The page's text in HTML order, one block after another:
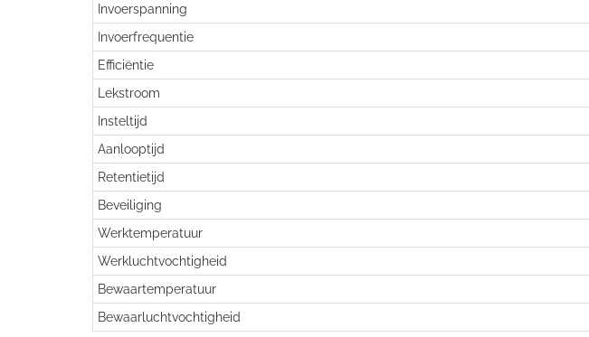
Invoerspanning
Invoerfrequentie
Efficiëntie
Lekstroom
Insteltijd
Aanlooptijd
Retentietijd
Beveiliging
Werktemperatuur
Werkluchtvochtigheid
Bewaartemperatuur
Bewaarluchtvochtigheid